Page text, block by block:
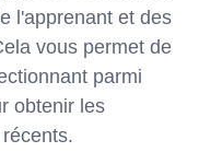
l'apprenant et des
vous permet de
parmi
obtenir les